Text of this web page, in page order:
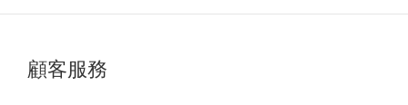
顧客服務